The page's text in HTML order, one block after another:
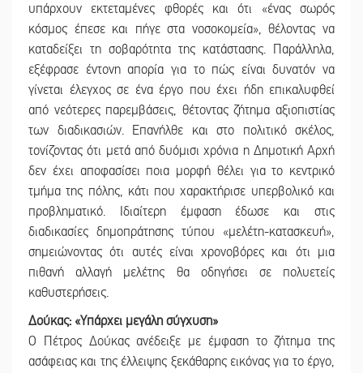
υπάρχουν εκτεταμένες φθορές και ότι «ένας σωρός
κόσμος έπεσε και πήγε στα νοσοκομεία», θέλοντας να
καταδείξει τη σοβαρότητα της κατάστασης. Παράλληλα,
εξέφρασε έντονη απορία για το πώς είναι δυνατόν να
γίνεται έλεγχος σε ένα έργο που έχει ήδη επικαλυφθεί
από νεότερες παρεμβάσεις, θέτοντας ζήτημα αξιοπιστίας
των διαδικασιών. Επανήλθε και στο πολιτικό σκέλος,
τονίζοντας ότι μετά από δυόμισι χρόνια η Δημοτική Αρχή
δεν έχει αποφασίσει ποια μορφή θέλει για το κεντρικό
τμήμα της πόλης, κάτι που χαρακτήρισε υπερβολικό και
προβληματικό. Ιδιαίτερη έμφαση έδωσε και στις
διαδικασίες δημοπράτησης τύπου «μελέτη-κατασκευή»,
σημειώνοντας ότι αυτές είναι χρονοβόρες και ότι μια
πιθανή αλλαγή μελέτης θα οδηγήσει σε πολυετείς
καθυστερήσεις.
Δούκας: «Υπάρχει μεγάλη σύγχυση»
Ο Πέτρος Δούκας ανέδειξε με έμφαση το ζήτημα της
ασάφειας και της έλλειψης ξεκάθαρης εικόνας για το έργο,